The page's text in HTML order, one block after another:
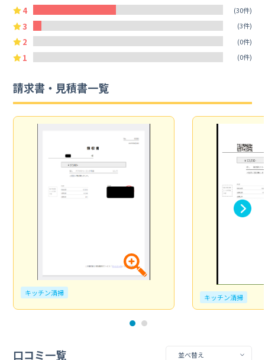
4 (30件)
3 (3件)
2 (0件)
1 (0件)
請求書・見積書一覧
キッチン清掃 キッチン清掃
口コミ一覧